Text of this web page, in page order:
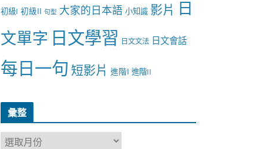
初級I 初級II 句型 大家的日本語 小知識 影片 日
文單字 日文學習 日文文法 日文會話
每日一句 短影片 進階I 進階II
彙整
彙